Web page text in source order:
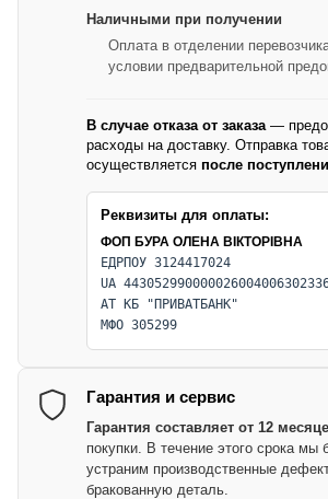
Наличными при получении
Оплата в отделении
условии предварительной
В случае отказа от заказа —
расходы на доставку. Отправка
осуществляется после
Реквизиты для оплаты:
ФОП БУРА ОЛЕНА ВІКТОРІВНА
ЕДРПОУ 3124417024
UA
АТ КБ "ПРИВАТБАНК"
МФО 305299
Гарантия и сервис
Гарантия составляет от 12
покупки. В течение этого срока мы
устраним производственные
бракованную деталь.